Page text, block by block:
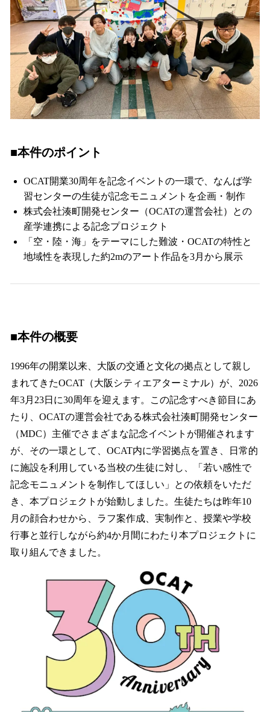
■本件のポイント
OCAT開業30周年を記念イベントの一環で、なんば学
習センターの生徒が記念モニュメントを企画・制作
株式会社湊町開発センター（OCATの運営会社）との
産学連携による記念プロジェクト
「空・陸・海」をテーマにした難波・OCATの特性と
地域性を表現した約2mのアート作品を3月から展示
■本件の概要
1996年の開業以来、大阪の交通と文化の拠点として親し
まれてきたOCAT（大阪シティエアターミナル）が、2026
年3月23日に30周年を迎えます。この記念すべき節目にあ
たり、OCATの運営会社である株式会社湊町開発センター
（MDC）主催でさまざまな記念イベントが開催されます
が、その一環として、OCAT内に学習拠点を置き、日常的
に施設を利用している当校の生徒に対し、「若い感性で
記念モニュメントを制作してほしい」との依頼をいただ
き、本プロジェクトが始動しました。生徒たちは昨年10
月の顔合わせから、ラフ案作成、実制作と、授業や学校
行事と並行しながら約4か月間にわたり本プロジェクトに
取り組んできました。